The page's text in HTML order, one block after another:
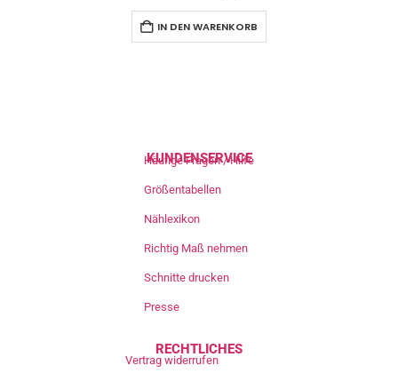
IN DEN WARENKORB
KUNDENSERVICE
Häufige Fragen / Hilfe
Größentabellen
Nählexikon
Richtig Maß nehmen
Schnitte drucken
Presse
RECHTLICHES
Vertrag widerrufen